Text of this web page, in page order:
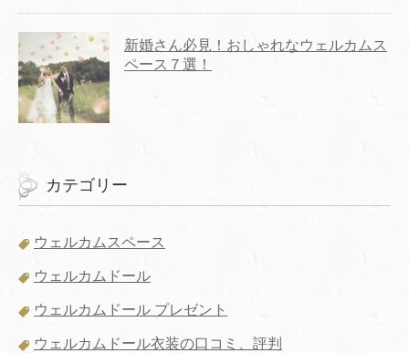
新婚さん必見！おしゃれなウェルカムス
ペース７選！
カテゴリー
ウェルカムスペース
ウェルカムドール
ウェルカムドール プレゼント
ウェルカムドール衣装の口コミ、評判